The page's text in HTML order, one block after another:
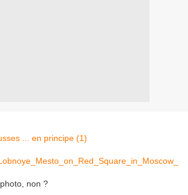
... en principe (1)
non ?